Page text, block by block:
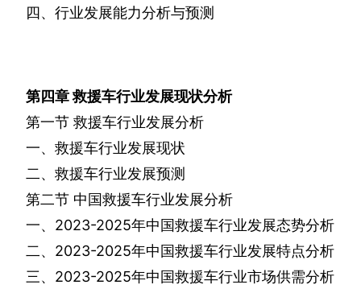
四、行业发展能力分析与预测
第四章救援车行业发展现状分析
第一节 救援车行业发展分析
一、救援车行业发展现状
二、救援车行业发展预测
第二节 中国救援车行业发展分析
一、 2023-2025年中国救援车行业发展态势分析
二、 2023-2025年中国救援车行业发展特点分析
三、 2023-2025年中国救援车行业市场供需分析